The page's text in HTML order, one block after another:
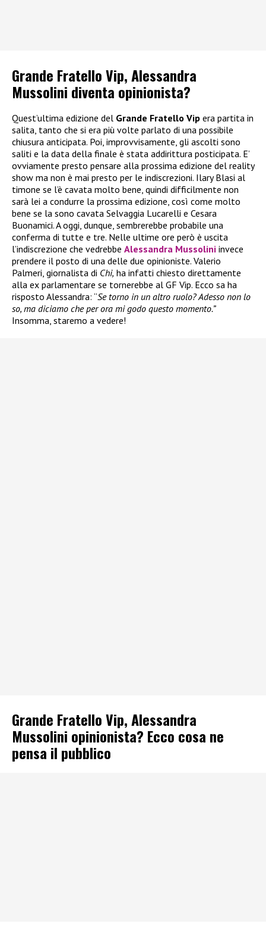
Grande Fratello Vip, Alessandra
Mussolini diventa opinionista?
Quest’ultima edizione del Grande Fratello Vip era partita in
salita, tanto che si era più volte parlato di una possibile
chiusura anticipata. Poi, improvvisamente, gli ascolti sono
saliti e la data della finale è stata addirittura posticipata. E’
ovviamente presto pensare alla prossima edizione del reality
show ma non è mai presto per le indiscrezioni. Ilary Blasi al
timone se l’è cavata molto bene, quindi difficilmente non
sarà lei a condurre la prossima edizione, così come molto
bene se la sono cavata Selvaggia Lucarelli e Cesara
Buonamici. A oggi, dunque, sembrerebbe probabile una
conferma di tutte e tre. Nelle ultime ore però è uscita
l’indiscrezione che vedrebbe Alessandra Mussolini invece
prendere il posto di una delle due opinioniste. Valerio
Palmeri, giornalista di Chi, ha infatti chiesto direttamente
alla ex parlamentare se tornerebbe al GF Vip. Ecco sa ha
risposto Alessandra: “Se torno in un altro ruolo? Adesso non lo
so, ma diciamo che per ora mi godo questo momento.”
Insomma, staremo a vedere!
Grande Fratello Vip, Alessandra
Mussolini opinionista? Ecco cosa ne
pensa il pubblico